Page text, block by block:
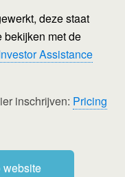
deze staat
bekijken met de
Assistance
inschrijven: Pricing
website